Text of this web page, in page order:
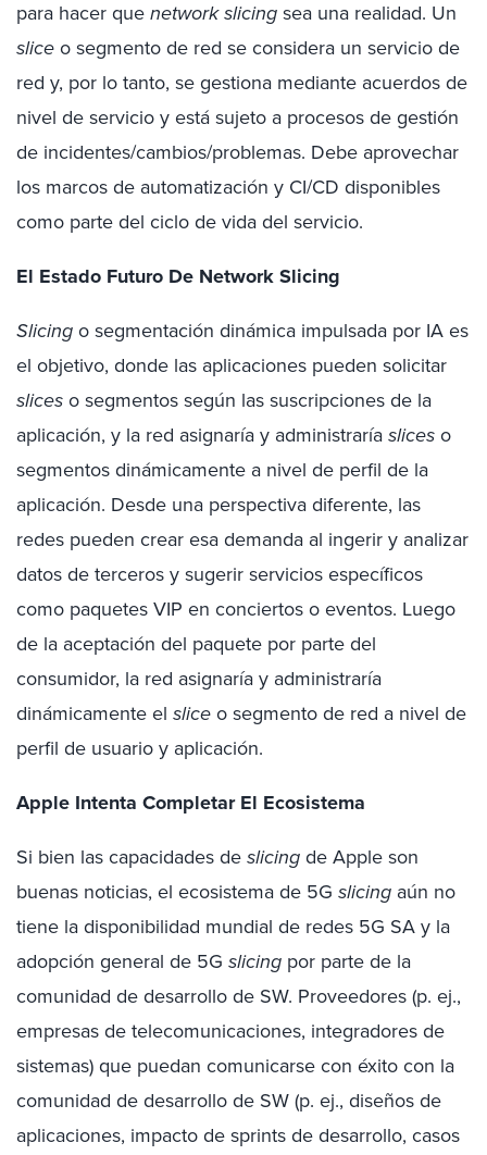
para hacer quenetwork slicingsea una realidad. Un
sliceo segmento de red se considera un servicio de
red y, por lo tanto, se gestiona mediante acuerdos de
nivel de servicio y está sujeto a procesos de gestión
de incidentes/cambios/problemas. Debe aprovechar
los marcos de automatización y CI/CD disponibles
como parte del ciclo de vida del servicio.
El Estado Futuro De Network Slicing
Slicingo segmentación dinámica impulsada por IA es
el objetivo, donde las aplicaciones pueden solicitar
sliceso segmentos según las suscripciones de la
aplicación, y la red asignaría y administraríasliceso
segmentos dinámicamente a nivel de perfil de la
aplicación. Desde una perspectiva diferente, las
redes pueden crear esa demanda al ingerir y analizar
datos de terceros y sugerir servicios específicos
como paquetes VIP en conciertos o eventos. Luego
de la aceptación del paquete por parte del
consumidor, la red asignaría y administraría
dinámicamente el sliceo segmento de red a nivel de
perfil de usuario y aplicación.
Apple Intenta Completar El Ecosistema
Si bien las capacidades deslicingde Apple son
buenas noticias, el ecosistema de 5G slicing aún no
tiene la disponibilidad mundial de redes 5G SA y la
adopción general de 5G slicing por parte de la
comunidad de desarrollo de SW. Proveedores (p. ej.,
empresas de telecomunicaciones, integradores de
sistemas) que puedan comunicarse con éxito con la
comunidad de desarrollo de SW (p. ej., diseños de
aplicaciones, impacto de sprints de desarrollo, casos